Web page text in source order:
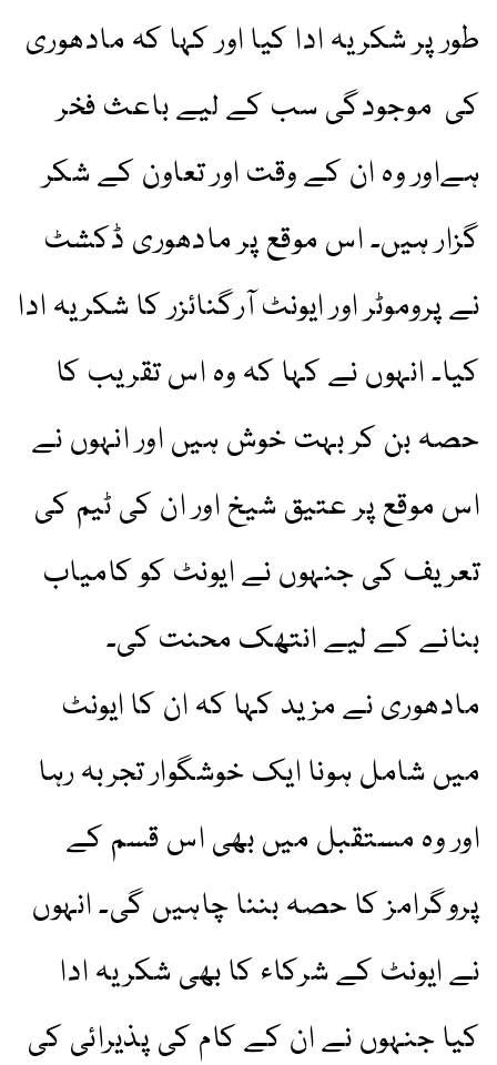
طور پر شکریہ ادا کیا اور کہا کہ مادھوری
کی موجودگی سب کے لیے باعث فخر
ہےاور وہ ان کے وقت اور تعاون کے شکر
گزار ہیں۔ اس موقع پر مادھوری ڈکشٹ
نے پروموٹر اور ایونٹ آرگنائزر کا شکریہ ادا
کیا۔ انہوں نے کہا کہ وہ اس تقریب کا
حصہ بن کر بہت خوش ہیں اور انہوں نے
اس موقع پر عتیق شیخ اور ان کی ٹیم کی
تعریف کی جنہوں نے ایونٹ کو کامیاب
بنانے کے لیے انتھک محنت کی۔
مادھوری نے مزید کہا کہ ان کا ایونٹ
میں شامل ہونا ایک خوشگوار تجربہ رہا
اور وہ مستقبل میں بھی اس قسم کے
پروگرامز کا حصہ بننا چاہیں گی۔ انہوں
نے ایونٹ کے شرکاء کا بھی شکریہ ادا
کیا جنہوں نے ان کے کام کی پذیرائی کی